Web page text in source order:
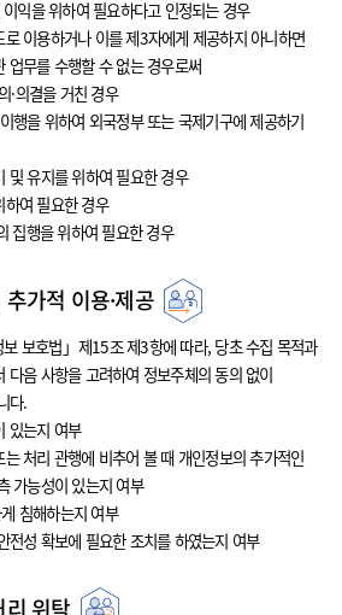
익을 위하여 필요하다고 인정되는 경우
로 이용하거나 이를 제3자에게 제공하지 아니하면
업무를 수행할 수 없는 경우로써
·의결을 거친 경우
행을 위하여 외국정부 또는 국제기구에 제공하기
및 유지를 위하여 필요한 경우
하여 필요한 경우
집행을 위하여 필요한 경우
가적 이용·제공
보호법」제15조 제3항에 따라, 당초 수집 목적과
다음 사항을 고려하여 정보주체의 동의 없이
다.
있는지 여부
처리 관행에 비추어 볼 때 개인정보의 추가적인
가능성이 있는지 여부
침해하는지 여부
전성 확보에 필요한 조치를 하였는지 여부